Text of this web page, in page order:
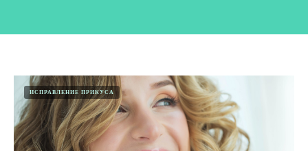
ИСПРАВЛЕНИЕ ПРИКУСА